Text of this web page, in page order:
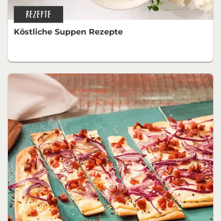
REZEPTE
Köstliche Suppen Rezepte